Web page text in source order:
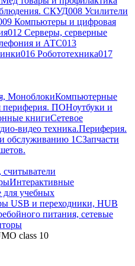
СКУД008 Усилители
Компьютеры и цифровая
012 Серверы, серверные
и АТС013
016 Робототехника017
МоноблокиКомпьютерные
периферия. ПОНоутбуки и
книгиСетевое
видео техника.Периферия.
обслуживанию 1СЗапчасти
Интерактивные
для учебных
USB и переходники, HUB
питания, сетевые
class 10